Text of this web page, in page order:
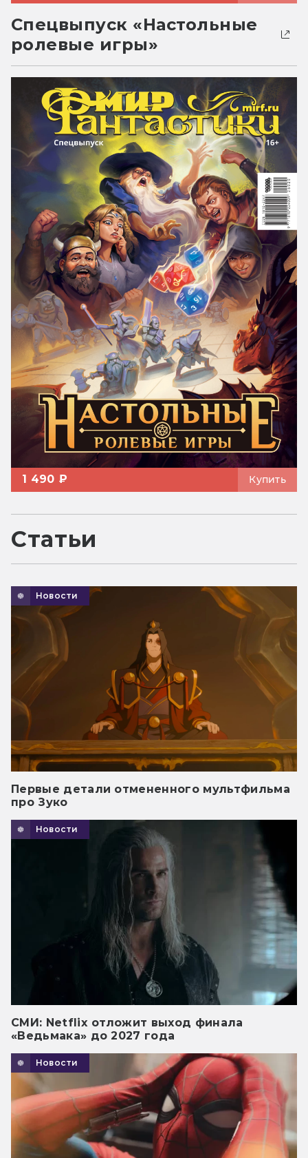
Спецвыпуск «Настольные
ролевые игры»
1 490 ₽ Купить
Статьи
Новости
Первые детали отмененного мультфильма
про Зуко
Новости
СМИ: Netflix отложит выход финала
«Ведьмака» до 2027 года
Новости